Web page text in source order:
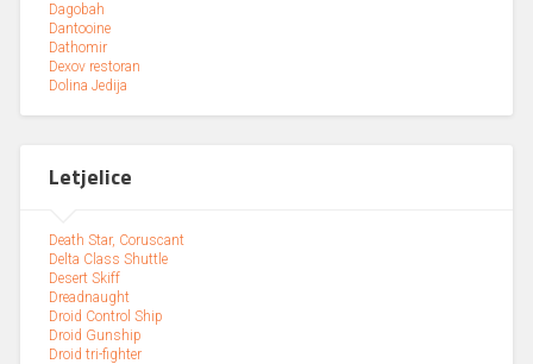
Dagobah
Dantooine
Dathomir
Dexov restoran
Dolina Jedija
Letjelice
Death Star, Coruscant
Delta Class Shuttle
Desert Skiff
Dreadnaught
Droid Control Ship
Droid Gunship
Droid tri-fighter